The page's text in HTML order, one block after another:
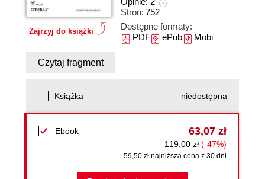
Zajrzyj do książki
Stron: 752
Dostępne formaty:
PDFePubMobi
Czytaj fragment
Książka niedostępna
Ebook 63,07 zł
119,00 zł (-47%)
59,50 zł najniższa cena z 30 dni